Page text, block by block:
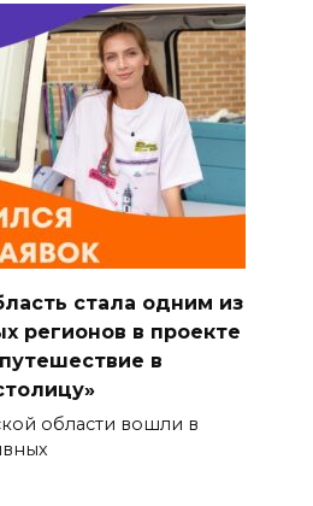
стала одним из
регионов в проекте
в
области вошли в